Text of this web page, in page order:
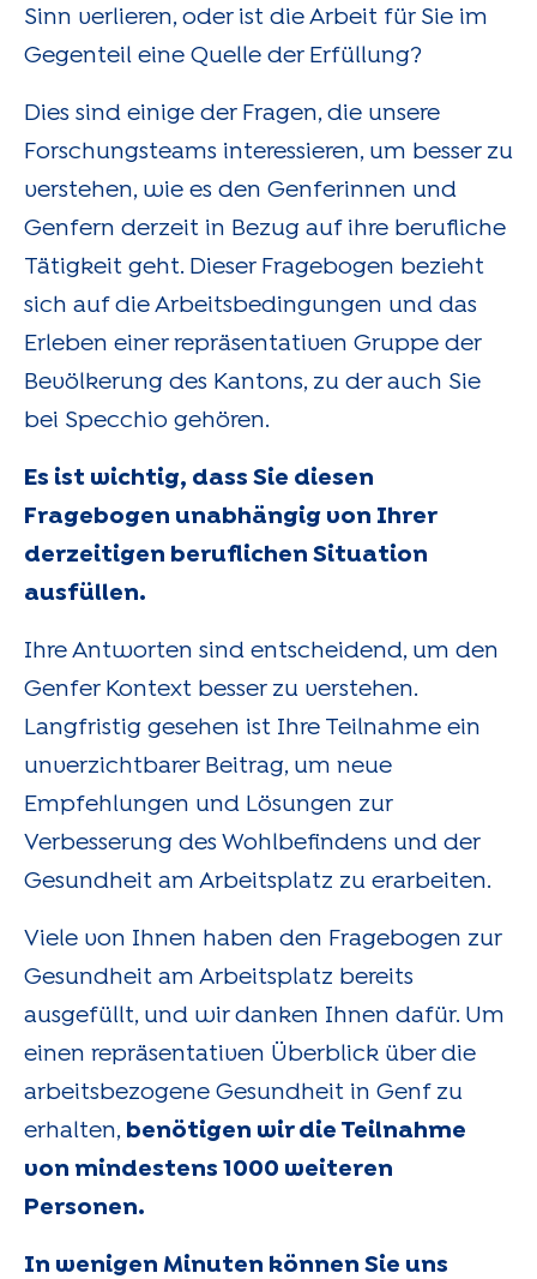
Sinn verlieren, oder ist die Arbeit für Sie im
Gegenteil eine Quelle der Erfüllung?
Dies sind einige der Fragen, die unsere
Forschungsteams interessieren, um besser zu
verstehen, wie es den Genferinnen und
Genfern derzeit in Bezug auf ihre berufliche
Tätigkeit geht. Dieser Fragebogen bezieht
sich auf die Arbeitsbedingungen und das
Erleben einer repräsentativen Gruppe der
Bevölkerung des Kantons, zu der auch Sie
bei Specchio gehören.
Es ist wichtig, dass Sie diesen
Fragebogen unabhängig von Ihrer
derzeitigen beruflichen Situation
ausfüllen.
Ihre Antworten sind entscheidend, um den
Genfer Kontext besser zu verstehen.
Langfristig gesehen ist Ihre Teilnahme ein
unverzichtbarer Beitrag, um neue
Empfehlungen und Lösungen zur
Verbesserung des Wohlbefindens und der
Gesundheit am Arbeitsplatz zu erarbeiten.
Viele von Ihnen haben den Fragebogen zur
Gesundheit am Arbeitsplatz bereits
ausgefüllt, und wir danken Ihnen dafür. Um
einen repräsentativen Überblick über die
arbeitsbezogene Gesundheit in Genf zu
erhalten, benötigen wir die Teilnahme
von mindestens 1000 weiteren
Personen.
In wenigen Minuten können Sie uns